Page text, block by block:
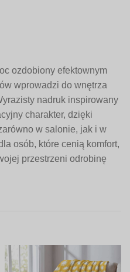
ozdobiony efektownym
wprowadzi do wnętrza
nadruk inspirowany
charakter, dzięki
w salonie, jak i w
osób, które cenią komfort,
przestrzeni odrobinę